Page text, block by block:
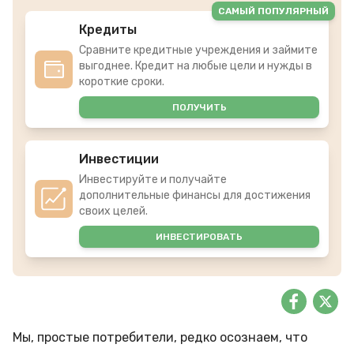
Кредиты
Сравните кредитные учреждения и займите
выгоднее. Кредит на любые цели и нужды в
короткие сроки.
ПОЛУЧИТЬ
САМЫЙ ПОПУЛЯРНЫЙ
Инвестиции
Инвестируйте и получайте
дополнительные финансы для достижения
своих целей.
ИНВЕСТИРОВАТЬ
Мы, простые потребители, редко осознаем, что